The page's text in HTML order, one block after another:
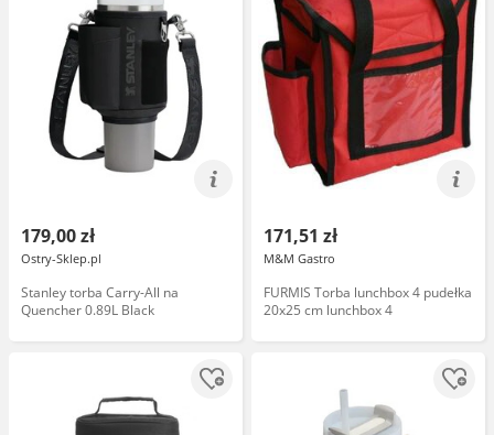
179,00 zł
Ostry-Sklep.pl
Stanley torba Carry-All na
Quencher 0.89L Black
171,51 zł
M&M Gastro
FURMIS Torba lunchbox 4 pudełka
20x25 cm lunchbox 4